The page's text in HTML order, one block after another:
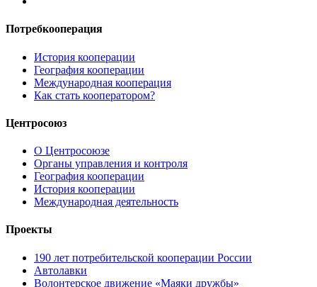
Потребкооперация
История кооперации
География кооперации
Международная кооперация
Как стать кооператором?
Центросоюз
О Центросоюзе
Органы управления и контроля
География кооперации
История кооперации
Международная деятельность
Проекты
190 лет потребительской кооперации России
Автолавки
Волонтерское движение «Маяки дружбы»